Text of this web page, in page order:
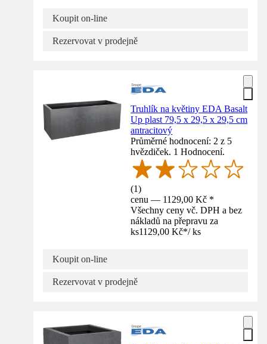
Koupit on-line
Rezervovat v prodejně
Truhlík na květiny EDA Basalt
Up plast 79,5 x 29,5 x 29,5 cm
antracitový
Průměrné hodnocení: 2 z 5
hvězdiček. 1 Hodnocení.
(1)
cenu — 1129,00 Kč *
Všechny ceny vč. DPH a bez
nákladů na přepravu za
ks1129,00 Kč*/ ks
Koupit on-line
Rezervovat v prodejně